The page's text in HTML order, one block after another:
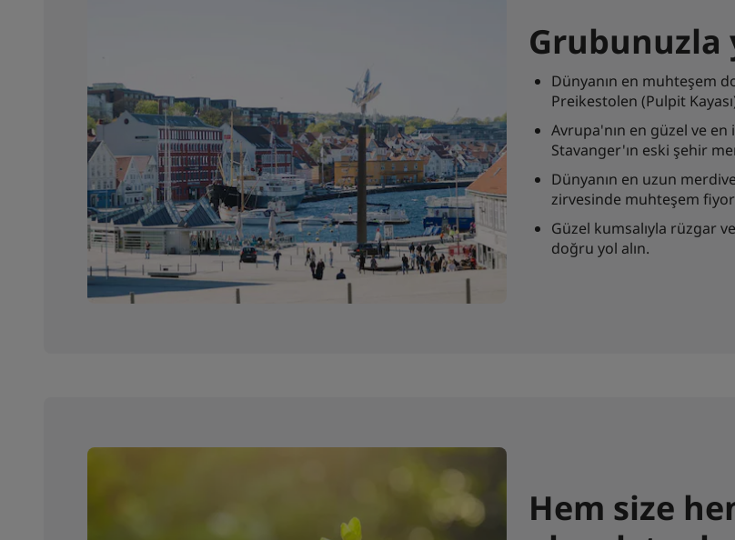
Grubunuzla
Dünyanın en muhteşem
Preikestolen (Pulpit
Avrupa'nın en güzel ve
Stavanger'ın eski şehir
Dünyanın en uzun
zirvesinde muhteşem
Güzel kumsalıyla rüzgar
doğru yol alın.
Hem size